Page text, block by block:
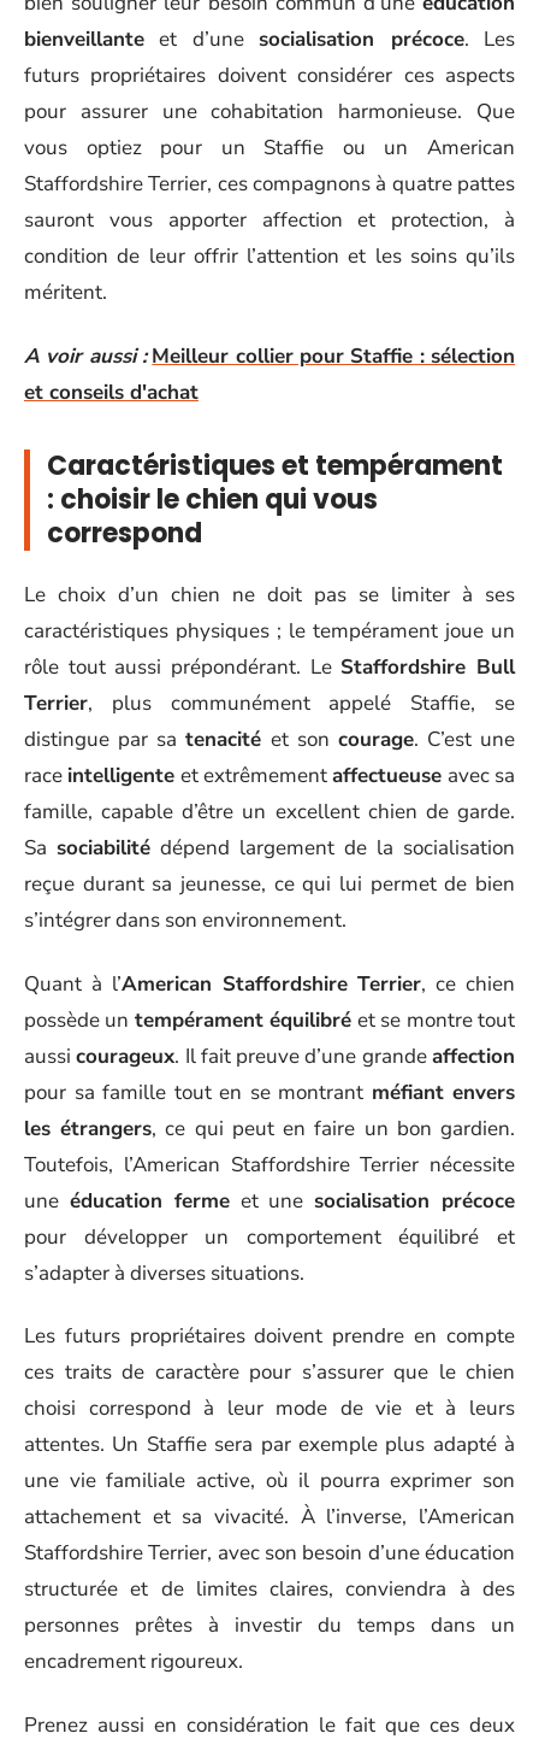
bienveillante et d’une socialisation précoce. Les
futurs propriétaires doivent considérer ces aspects
pour assurer une cohabitation harmonieuse. Que
vous optiez pour un Staffie ou un American
Staffordshire Terrier, ces compagnons à quatre pattes
sauront vous apporter affection et protection, à
condition de leur offrir l’attention et les soins qu’ils
méritent.
A voir aussi : Meilleur collier pour Staffie : sélection
et conseils d'achat
Caractéristiques et tempérament
: choisir le chien qui vous
correspond
Le choix d’un chien ne doit pas se limiter à ses
caractéristiques physiques ; le tempérament joue un
rôle tout aussi prépondérant. Le Staffordshire Bull
Terrier, plus communément appelé Staffie, se
distingue par satenacité et son courage. C’est une
race intelligente et extrêmementaffectueuse avec sa
famille, capable d’être un excellent chien de garde.
Sa sociabilité dépend largement de la socialisation
reçue durant sa jeunesse, ce qui lui permet de bien
s’intégrer dans son environnement.
Quant à l’American Staffordshire Terrier, ce chien
possède un tempérament équilibré et se montre tout
aussicourageux. Il fait preuve d’une grandeaffection
pour sa famille tout en se montrant méfiant envers
les étrangers, ce qui peut en faire un bon gardien.
Toutefois, l’American Staffordshire Terrier nécessite
une éducation fermeet une socialisation précoce
pour développer un comportement équilibré et
s’adapter à diverses situations.
Les futurs propriétaires doivent prendre en compte
ces traits de caractère pour s’assurer que le chien
choisi correspond à leur mode de vie et à leurs
attentes. Un Staffie sera par exemple plus adapté à
une vie familiale active, où il pourra exprimer son
attachement et sa vivacité. À l’inverse, l’American
Staffordshire Terrier, avec son besoin d’une éducation
structurée et de limites claires, conviendra à des
personnes prêtes à investir du temps dans un
encadrement rigoureux.
Prenez aussi en considération le fait que ces deux